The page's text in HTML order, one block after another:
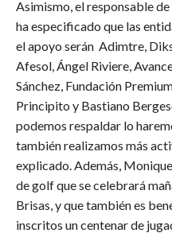
Asimismo, el responsable
ha especificado que las
el apoyo serán Adimtre,
Afesol, Ángel Riviere,
Sánchez, Fundación
Principito y Bastiano
podemos respaldar lo
también realizamos más
explicado. Además,
de golf que se celebrará
Brisas, y que también es
inscritos un centenar de